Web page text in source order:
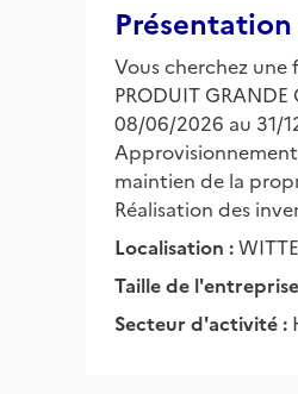
Vous cherchez une
PRODUIT
08/06/2026 au 31/
maintien de la
Réalisation des
Localisation :
Taille de
Secteur d'activité :